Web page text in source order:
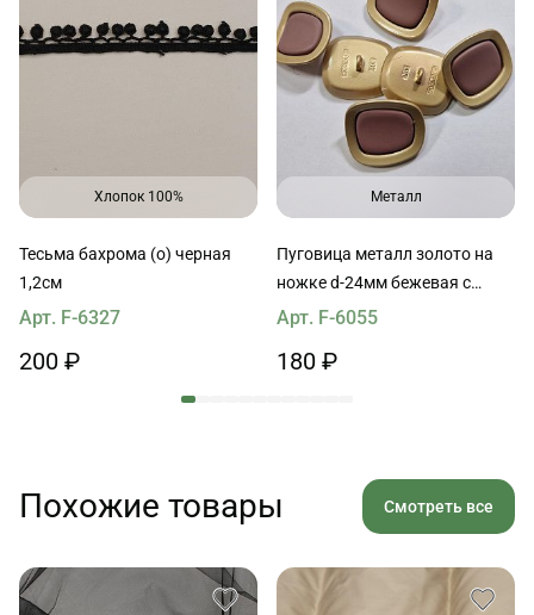
Хлопок 100%
Тесьма бахрома (о) черная
1,2см
Арт. F-6327
200 ₽
Металл
Пуговица металл золото на
ножке d-24мм бежевая с
антико вставкой
Арт. F-6055
180 ₽
Похожие товары Смотреть все